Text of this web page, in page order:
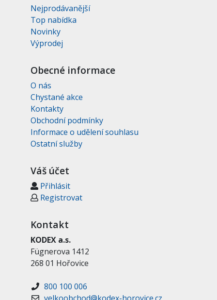
Nejprodávanější
Top nabídka
Novinky
Výprodej
Obecné informace
O nás
Chystané akce
Kontakty
Obchodní podmínky
Informace o udělení souhlasu
Ostatní služby
Váš účet
Přihlásit
Registrovat
Kontakt
KODEX a.s.
Fügnerova 1412
268 01 Hořovice
800 100 006